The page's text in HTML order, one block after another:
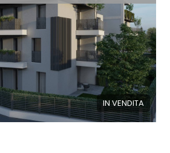
IN VENDITA